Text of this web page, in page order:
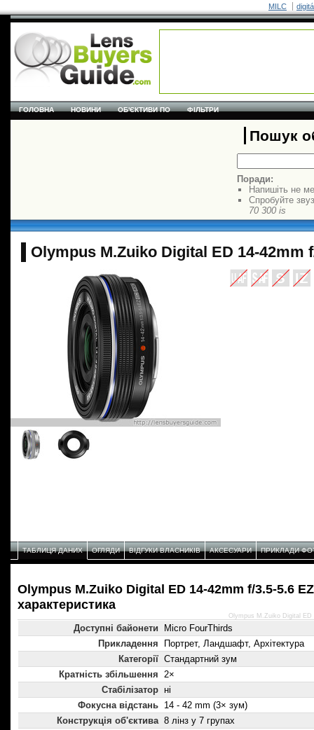
MILC
ГОЛОВНА НОВИНИ ОБ'ЄКТИВИ ПО ФІЛЬТРИ
Пошук
Поради:
Напишіть не
Спробуйте
70 300 is
Olympus M.Zuiko Digital ED 14-42mm
ТАБЛИЦЯ ДАНИХ ОГЛЯДИ ВІДГУКИ ВЛАСНИКІВ АКСЕСУАРИ ПРИКЛАДИ
Olympus M.Zuiko Digital ED 14-42mm f/3.5-5.6 EZ
характеристикa
Доступні байонети
Micro FourThirds
Прикладення
Портрет, Ландшафт, Архітектура
Категорії Стандартний зум
Кратність збільшення 2×
Стабілізатор ні
Фокусна відстань 14 - 42 mm (3× зум)
Конструкція об'єктива 8 лінз у 7 групах
Olympus M.Zuiko Digital ED